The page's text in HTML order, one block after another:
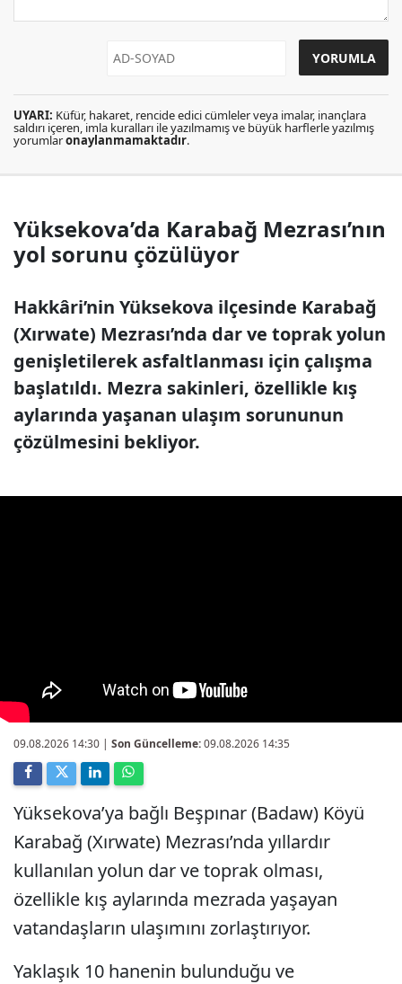
UYARI: Küfür, hakaret, rencide edici cümleler veya imalar, inançlara
saldırı içeren, imla kuralları ile yazılmamış ve büyük harflerle yazılmış
yorumlaronaylanmamaktadır.
Yüksekova’da Karabağ Mezrası’nın
yol sorunu çözülüyor
Hakkâri’nin Yüksekova ilçesinde Karabağ
(Xırwate) Mezrası’nda dar ve toprak yolun
genişletilerek asfaltlanması için çalışma
başlatıldı. Mezra sakinleri, özellikle kış
aylarında yaşanan ulaşım sorununun
çözülmesini bekliyor.
09.08.2026 14:30 | Son Güncelleme:09.08.2026 14:35
Yüksekova’ya bağlı Beşpınar (Badaw) Köyü
Karabağ (Xırwate) Mezrası’nda yıllardır
kullanılan yolun dar ve toprak olması,
özellikle kış aylarında mezrada yaşayan
vatandaşların ulaşımını zorlaştırıyor.
Yaklaşık 10 hanenin bulunduğu ve